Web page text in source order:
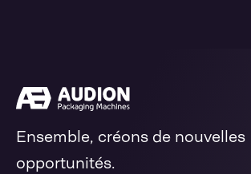
Ensemble, créons de nouvelles
opportunités.